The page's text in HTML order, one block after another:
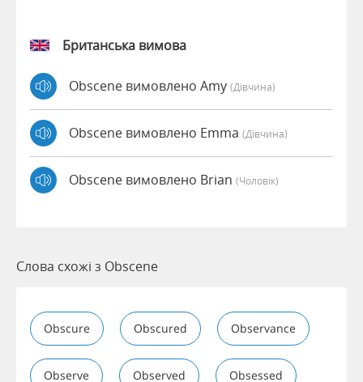
Британська вимова
Obscene вимовлено Amy (дівчина)
Obscene вимовлено Emma (дівчина)
Obscene вимовлено Brian (чоловік)
Слова схожі з Obscene
Obscure Obscured Observance
Observe Observed Obsessed